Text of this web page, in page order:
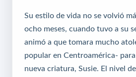
Su estilo de vida no se volvió
ocho meses, cuando tuvo a su
animó a que tomara mucho
popular en Centroamérica-
nueva criatura, Susie. El nivel